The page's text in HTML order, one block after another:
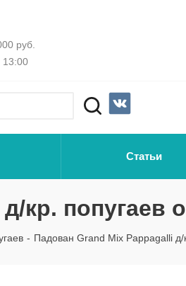
руб.
13:00
Статьи
кр. попугаев
- Падован Grand Mix Pappagalli д/